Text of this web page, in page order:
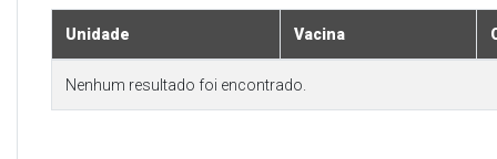
Unidade Vacina
Nenhum resultado foi encontrado.